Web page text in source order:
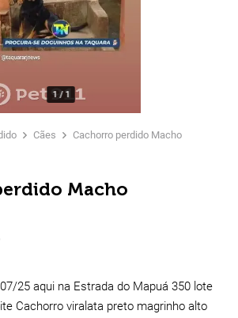
1 / 1
Cães
Cachorro perdido Macho
Macho
25 aqui na Estrada do Mapuá 350 lote
Cachorro viralata preto magrinho alto